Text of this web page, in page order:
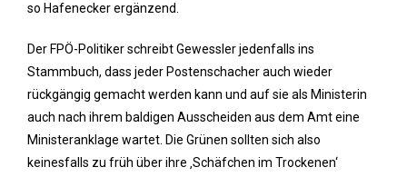
so Hafenecker ergänzend.
Der FPÖ-Politiker schreibt Gewessler jedenfalls ins
Stammbuch, dass jeder Postenschacher auch wieder
rückgängig gemacht werden kann und auf sie als Ministerin
auch nach ihrem baldigen Ausscheiden aus dem Amt eine
Ministeranklage wartet. Die Grünen sollten sich also
keinesfalls zu früh über ihre ‚Schäfchen im Trockenen‘